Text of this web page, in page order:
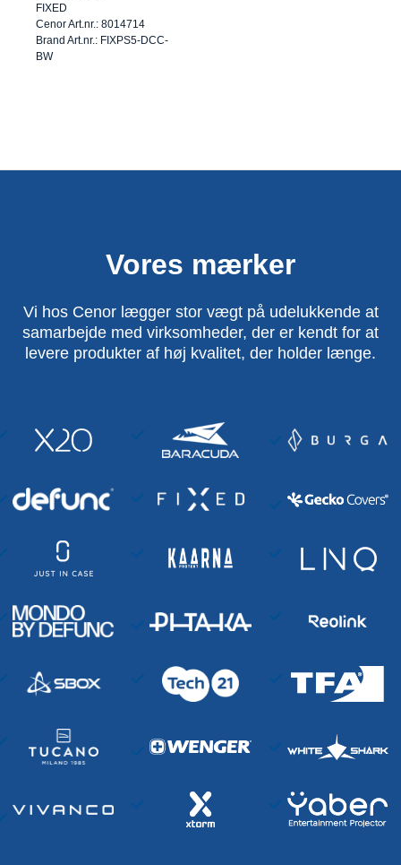
FIXED
Cenor Art.nr.: 8014714
Brand Art.nr.: FIXPS5-DCC-
BW
Vores mærker
Vi hos Cenor lægger stor vægt på udelukkende at
samarbejde med virksomheder, der er kendt for at
levere produkter af høj kvalitet, der holder længe.